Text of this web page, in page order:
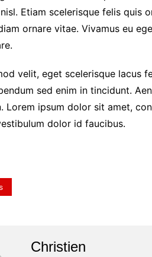
Etiam scelerisque felis quis
ornare vitae. Vivamus eu
velit, eget scelerisque lacus
sed enim in tincidunt.
Lorem ipsum dolor sit amet,
dolor id faucibus.
Christien